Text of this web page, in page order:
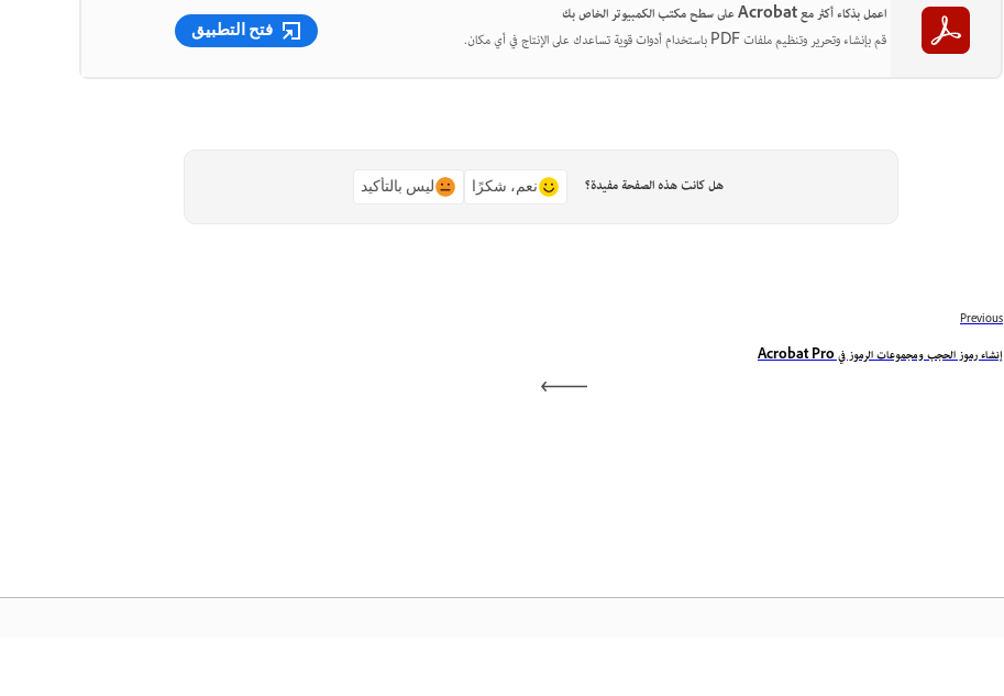
اعمل بذكاء أكثر مع Acrobat على سطح مكتب الكمبيوتر الخاص بك
قم بإنشاء وتحرير وتنظيم ملفات PDF باستخدام أدوات قوية تساعدك على الإنتاج في أي مكان.
فتح التطبيق
هل كانت هذه الصفحة مفيدة؟ نعم، شكرًا ليس بالتأكيد
Previous
إنشاء رموز الحجب ومجموعات الرموز في Acrobat Pro